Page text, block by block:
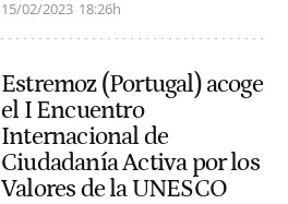
15/02/2023 18:26h
Estremoz (Portugal) acoge
el I Encuentro
Internacional de
Ciudadanía Activa por los
Valores de la UNESCO